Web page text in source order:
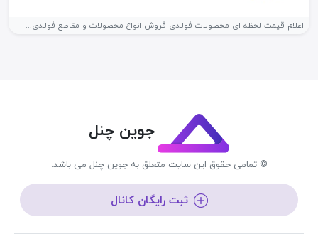
اعلام قیمت لحظه ای محصولات فولادی فروش انواع محصولات و مقاطع فولادی...
جوین چنل
© تمامی حقوق این سایت متعلق به جوین چنل می باشد.
ثبت رایگان کانال